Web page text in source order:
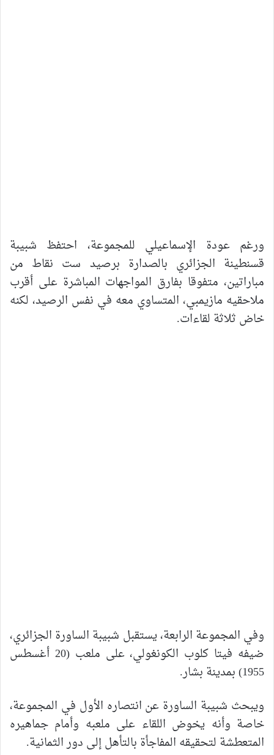
ورغم عودة الإسماعيلي للمجموعة، احتفظ شبيبة
قسنطينة الجزائري بالصدارة برصيد ست نقاط من
مباراتين، متفوقا بفارق المواجهات المباشرة على أقرب
ملاحقيه مازيمبي، المتساوي معه في نفس الرصيد، لكنه
خاض ثلاثة لقاءات.
وفي المجموعة الرابعة، يستقبل شبيبة الساورة الجزائري،
ضيفه فيتا كلوب الكونغولي، على ملعب (20 أغسطس
1955) بمدينة بشار.
ويبحث شبيبة الساورة عن انتصاره الأول في المجموعة،
خاصة وأنه يخوض اللقاء على ملعبه وأمام جماهيره
المتعطشة لتحقيقه المفاجأة بالتأهل إلى دور الثمانية.